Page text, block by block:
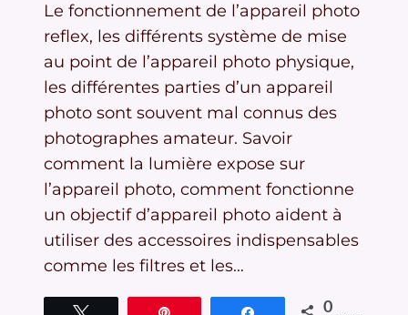
Le fonctionnement de l’appareil photo
reflex, les différents système de mise
au point de l’appareil photo physique,
les différentes parties d’un appareil
photo sont souvent mal connus des
photographes amateur. Savoir
comment la lumière expose sur
l’appareil photo, comment fonctionne
un objectif d’appareil photo aident à
utiliser des accessoires indispensables
comme les filtres et les…
0